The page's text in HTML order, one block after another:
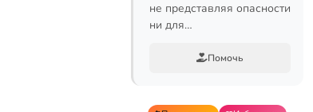
не представляя опасности
ни для…
Помочь